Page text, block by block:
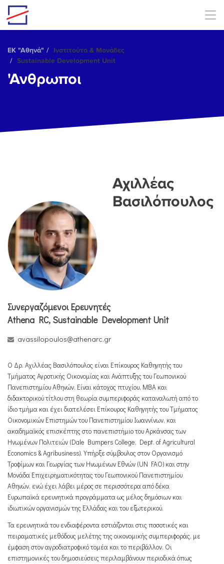
Skip to main content
ΕΚ "Αθηνά"
Ινστιτούτα & Μονάδες
Sustainable Development Unit
'Ανθρωποι
Αχιλλέας
Βασιλόπουλος
Συνεργαζόμενοι Ερευνητές
Athena RC, Sustainable Development Unit
avassilopoulos@athenarc.gr
Ο Δρ. Αχιλλέας Βασιλόπουλος είναι Επίκουρος Καθηγητής του
Τμήματος Αγροτικής Οικονομίας και Ανάπτυξης του Γεωπονικού
Πανεπιστημίου Αθηνών. Είναι κάτοχος πτυχίου, MBA και
διδακτορικού τίτλου στη θεωρία συμπεριφοράς καταναλωτή από το
ίδιο τμήμα και έχει διατελέσει Επίκουρος Καθηγητής του Τμήματος
Οικονομικών Επιστημών του Πανεπιστημίου Ιωαννίνων, και
ακαδημαϊκός επισκέπτης στο πανεπιστήμιο του Αρκάνσας των
Ηνωμένων Πολιτειών (Dale Bumpers College, Dept. of Agricultural
Economics & Agribusiness). Υπήρξε σύμβουλος στον Οργανισμό
Τροφίμων και Γεωργίας των Ηνωμένων Εθνών (UN FAO) και στην
Μονάδα Επιχειρηματικότητας του Γεωπονικού Πανεπιστημίου
Αθηνών, ενώ έχει λάβει μέρος σε περισσότερα από δέκα
Ευρωπαϊκά ερευνητικά προγράμματα ως μέλος δημόσιων και
ιδιωτικών οργανισμών της Ελλάδας και του εξωτερικού.
Τα ερευνητικά του ενδιαφέροντα εστιάζονται στις ποσοτικές και
πειραματικές μεθόδους μελέτης της οικονομικής συμπεριφοράς, με
έμφαση στον αγροδιατροφικό τομέα και το περιβάλλον. Οι
επιστημονικές του δημοσιεύσεις περιλαμβάνουν περιοδικά όπως